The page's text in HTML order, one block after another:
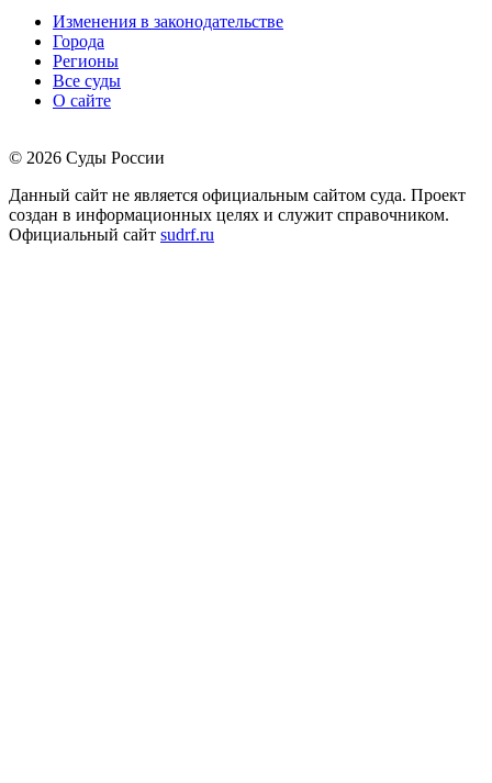
Изменения в законодательстве
Города
Регионы
Все суды
О сайте
© 2026 Суды России
Данный сайт не является официальным сайтом суда. Проект
создан в информационных целях и служит справочником.
Официальный сайт sudrf.ru